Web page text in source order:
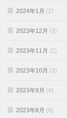
2024年1月 (2)
2023年12月 (3)
2023年11月 (2)
2023年10月 (3)
2023年9月 (4)
2023年8月 (6)